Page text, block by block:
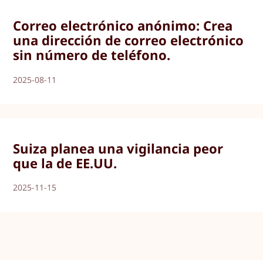
Correo electrónico anónimo: Crea
una dirección de correo electrónico
sin número de teléfono.
2025-08-11
Suiza planea una vigilancia peor
que la de EE.UU.
2025-11-15